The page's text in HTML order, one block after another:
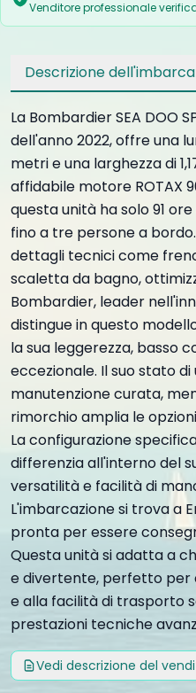
Venditore professionale
Descrizione
La Bombardier SEA DOO
dell'anno 2022, offre una
metri e una larghezza di
affidabile motore ROTAX
questa unità ha solo 91
fino a tre persone a
dettagli tecnici come
scaletta da bagno,
Bombardier, leader
distingue in questo modello
la sua leggerezza, basso
eccezionale. Il suo stato
manutenzione curata,
rimorchio amplia le
La configurazione
differenzia all'interno del
versatilità e facilità di
L'imbarcazione si trova a
pronta per essere
Questa unità si adatta a
e divertente, perfetto per
e alla facilità di trasporto
prestazioni tecniche
Vedi descrizione del